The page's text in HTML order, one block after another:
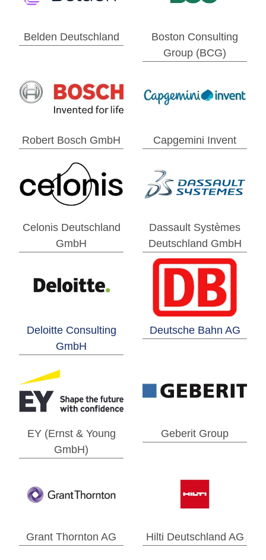
Belden Deutschland
Boston Consulting
Group (BCG)
Robert Bosch GmbH Capgemini Invent
Celonis Deutschland
GmbH
Dassault Systèmes
Deutschland GmbH
Deloitte Consulting
GmbH
Deutsche Bahn AG
EY (Ernst & Young
GmbH)
Geberit Group
Grant Thornton AG Hilti Deutschland AG